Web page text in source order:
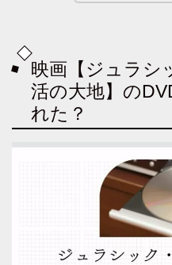
映画【ジュラシ
活の大地】の
れた？